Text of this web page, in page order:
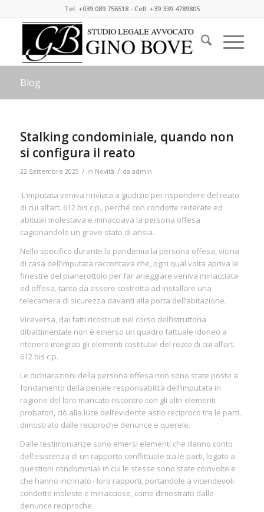
Tel: +039 089 756518 - Cell. +39 339 4789805
Blog
Stalking condominiale, quando non
si configura il reato
22 Settembre 2025 / in Novità / da admin
L’imputata veniva rinviata a giudizio per rispondere del reato
di cui all’art. 612 bis c.p., perché con condotte reiterate ed
abituali molestava e minacciava la persona offesa
cagionandole un grave stato di ansia.
Nello specifico durante la pandemia la persona offesa, vicina
di casa dell’imputata raccontava che, ogni qual volta apriva le
finestre del pianerottolo per far arieggiare veniva minacciata
ed offesa, tanto da essere costretta ad installare una
telecamera di sicurezza davanti alla porta dell’abitazione.
Viceversa, dai fatti ricostruiti nel corso dell’istruttoria
dibattimentale non è emerso un quadro fattuale idoneo a
ritenere integrati gli elementi costitutivi del reato di cui all’art.
612 bis c.p.
Le dichiarazioni della persona offesa non sono state poste a
fondamento della penale responsabilità dell’imputata in
ragione del loro mancato riscontro con gli altri elementi
probatori, ciò alla luce dell’evidente astio reciproco tra le parti,
dimostrato dalle reciproche denunce e querele.
Dalle testimonianze sono emersi elementi che danno conto
dell’esistenza di un rapporto conflittuale tra le parti, legato a
questioni condominiali in cui le stesse sono state coinvolte e
che hanno incrinato i loro rapporti, portandole a vicendevoli
condotte moleste e minacciose, come dimostrato dalle
denunce reciproche.